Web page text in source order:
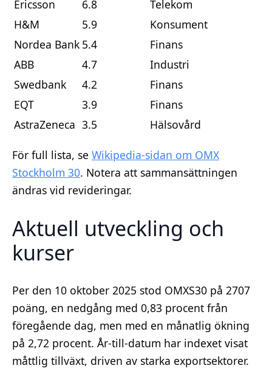
Ericsson
6.8
Telekom
H&M
5.9
Konsument
Nordea Bank 5.4
Finans
ABB
4.7
Industri
Swedbank
4.2
Finans
EQT
3.9
Finans
AstraZeneca 3.5 Hälsovård
För full lista, se Wikipedia-sidan om OMX
Stockholm 30. Notera att sammansättningen
ändras vid revideringar.
Aktuell utveckling och
kurser
Per den 10 oktober 2025 stod OMXS30 på 2707
poäng, en nedgång med 0,83 procent från
föregående dag, men med en månatlig ökning
på 2,72 procent. År-till-datum har indexet visat
måttlig tillväxt, driven av starka exportsektorer.